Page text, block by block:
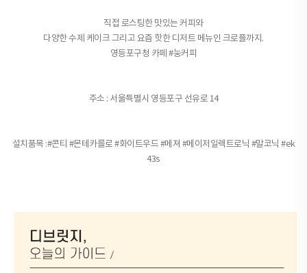
직접 로스팅한 맛있는 커피와
다양한 수제 케이크 그리고 요즘 핫한 디저트 메뉴인 크로플까지.
영등포구청 카페 #눙커피
주소 : 서울특별시 영등포구 선유로 14
설치품목 :#콘티 #몬테카를로 #화이트우드 #메져 #메이저일렉트로닉 #말코닉 #ek
43s